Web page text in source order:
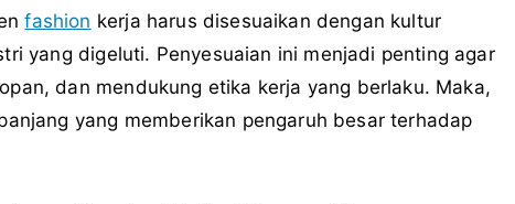
fashion kerja harus disesuaikan dengan kultur
yang digeluti. Penyesuaian ini menjadi penting agar
dan mendukung etika kerja yang berlaku. Maka,
yang memberikan pengaruh besar terhadap